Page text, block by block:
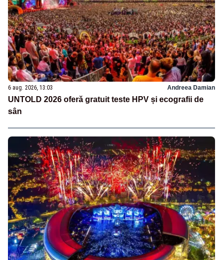
6 aug. 2026, 13:03 Andreea Damian
UNTOLD 2026 oferă gratuit teste HPV și ecografii de
sân